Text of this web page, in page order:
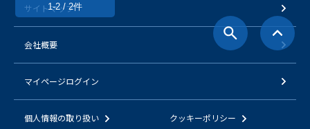
1-2 / 2件
サイトマップ
会社概要
マイページログイン
個人情報の取り扱い クッキーポリシー